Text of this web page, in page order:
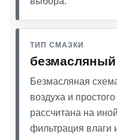
ТИП СМАЗКИ
безмасляный
Безмасляная
воздуха и
рассчитана на
фильтрация влаги